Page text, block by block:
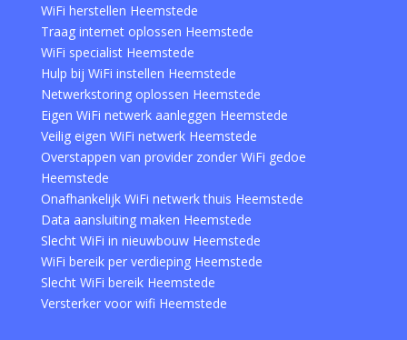
WiFi herstellen Heemstede
Traag internet oplossen Heemstede
WiFi specialist Heemstede
Hulp bij WiFi instellen Heemstede
Netwerkstoring oplossen Heemstede
Eigen WiFi netwerk aanleggen Heemstede
Veilig eigen WiFi netwerk Heemstede
Overstappen van provider zonder WiFi gedoe
Heemstede
Onafhankelijk WiFi netwerk thuis Heemstede
Data aansluiting maken Heemstede
Slecht WiFi in nieuwbouw Heemstede
WiFi bereik per verdieping Heemstede
Slecht WiFi bereik Heemstede
Versterker voor wifi Heemstede